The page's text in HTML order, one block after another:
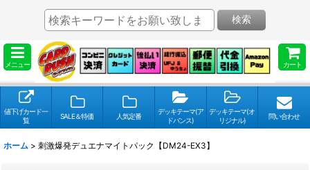
メニュー カート
検索
値下げカード一
覧
SALE＆特価 人気定番
デッキテーマ(ア
ドバンス)
デッキテーマ(オ
リジナル)
問い合わせ
ホーム > 刺激爆発デュエナマイトパック【DM24-EX3】